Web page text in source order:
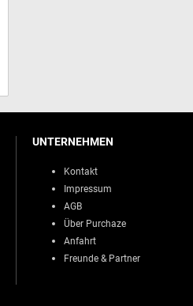
UNTERNEHMEN
Kontakt
Impressum
AGB
Über Purchaze
Anfahrt
Freunde & Partner